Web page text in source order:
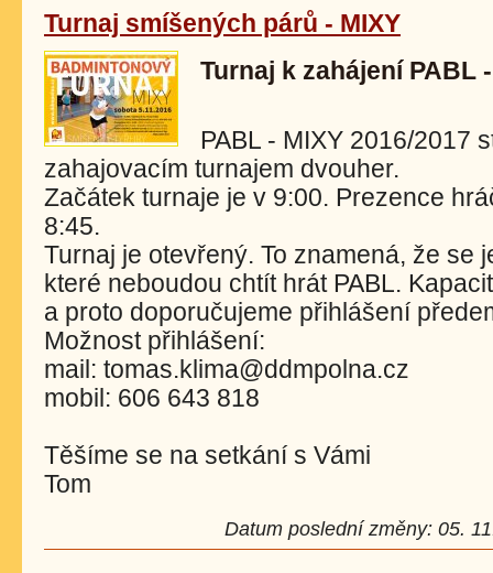
Turnaj smíšených párů - MIXY
Turnaj k zahájení PABL
PABL - MIXY 2016/2017
zahajovacím turnajem dvouher.
Začátek turnaje je v 9:00. Prezence
8:45.
Turnaj je otevřený. To znamená, že se
které neboudou chtít hrát PABL.
a proto doporučujeme přihlášení
Možnost přihlášení:
mail: tomas.klima@ddmpolna.cz
mobil: 606 643 818
Těšíme se na setkání s Vámi
Tom
Datum poslední změny: 05.